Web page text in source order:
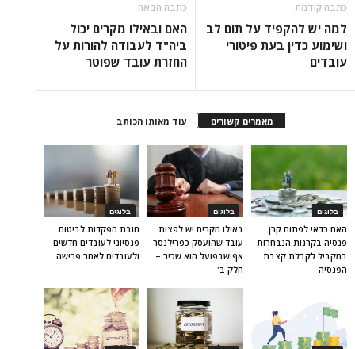
כתבה קודמת
למה יש להקפיד על תום לב
ושימוע כדין בעת פיטורי
עובדים
כתבה הבאה
האם ובאילו מקרים יכול
ביה"ד לעבודה להורות על
החזרת עובד שפוטר
מאמרים קשורים עוד מאותו הכותב
בלוגים
חובת הפקדות לביטוח
פנסיוני לעובדים חדשים
ולעובדים לאחר פרישה
בלוגים
באילו מקרים יש לפצות
עובד שהועסק כפרילנסר
אף שבפועל הוא שכיר –
חלק ב'
בלוגים
האם כדאי לפתוח קרן
פנסיה בקרנות הנבחרות
במקביל לקבלת קצבת
הפנסיה